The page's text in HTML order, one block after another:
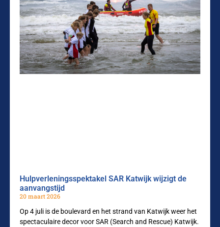
Hulpverleningsspektakel SAR Katwijk wijzigt de
aanvangstijd
20 maart 2026
Op 4 juli is de boulevard en het strand van Katwijk weer het
spectaculaire decor voor SAR (Search and Rescue) Katwijk.